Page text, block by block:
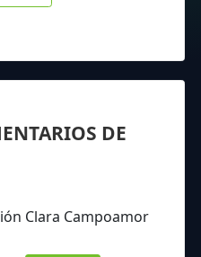
DE
Clara Campoamor